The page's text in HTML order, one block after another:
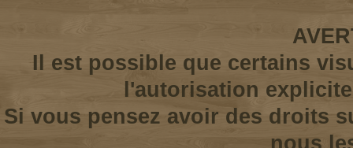
Il est possible que certains
l'autorisation
Si vous pensez avoir des droits
nous